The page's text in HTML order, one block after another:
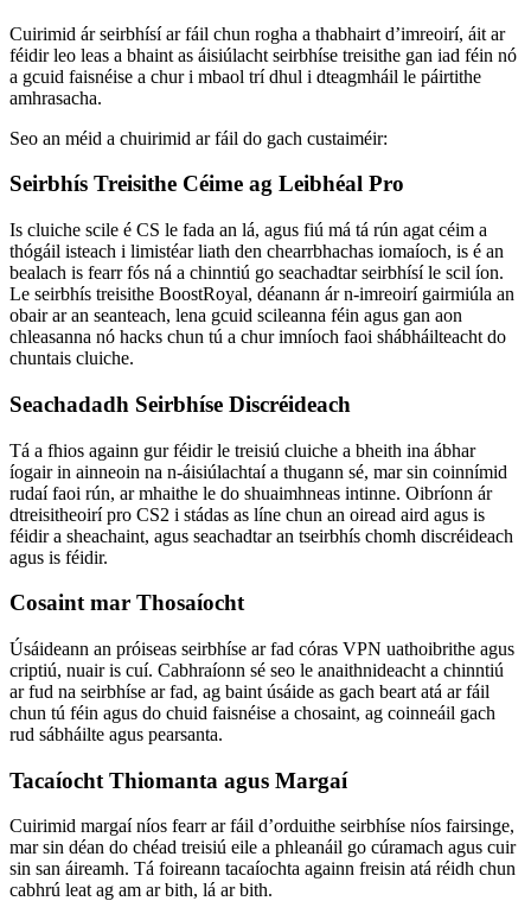
Cuirimid ár seirbhísí ar fáil chun rogha a thabhairt d’imreoirí, áit ar
féidir leo leas a bhaint as áisiúlacht seirbhíse treisithe gan iad féin nó
a gcuid faisnéise a chur i mbaol trí dhul i dteagmháil le páirtithe
amhrasacha.
Seo an méid a chuirimid ar fáil do gach custaiméir:
Seirbhís Treisithe Céime ag Leibhéal Pro
Is cluiche scile é CS le fada an lá, agus fiú má tá rún agat céim a
thógáil isteach i limistéar liath den chearrbhachas iomaíoch, is é an
bealach is fearr fós ná a chinntiú go seachadtar seirbhísí le scil íon.
Le seirbhís treisithe BoostRoyal, déanann ár n-imreoirí gairmiúla an
obair ar an seanteach, lena gcuid scileanna féin agus gan aon
chleasanna nó hacks chun tú a chur imníoch faoi shábháilteacht do
chuntais cluiche.
Seachadadh Seirbhíse Discréideach
Tá a fhios againn gur féidir le treisiú cluiche a bheith ina ábhar
íogair in ainneoin na n-áisiúlachtaí a thugann sé, mar sin coinnímid
rudaí faoi rún, ar mhaithe le do shuaimhneas intinne. Oibríonn ár
dtreisitheoirí pro CS2 i stádas as líne chun an oiread aird agus is
féidir a sheachaint, agus seachadtar an tseirbhís chomh discréideach
agus is féidir.
Cosaint mar Thosaíocht
Úsáideann an próiseas seirbhíse ar fad córas VPN uathoibrithe agus
criptiú, nuair is cuí. Cabhraíonn sé seo le anaithnideacht a chinntiú
ar fud na seirbhíse ar fad, ag baint úsáide as gach beart atá ar fáil
chun tú féin agus do chuid faisnéise a chosaint, ag coinneáil gach
rud sábháilte agus pearsanta.
Tacaíocht Thiomanta agus Margaí
Cuirimid margaí níos fearr ar fáil d’orduithe seirbhíse níos fairsinge,
mar sin déan do chéad treisiú eile a phleanáil go cúramach agus cuir
sin san áireamh. Tá foireann tacaíochta againn freisin atá réidh chun
cabhrú leat ag am ar bith, lá ar bith.